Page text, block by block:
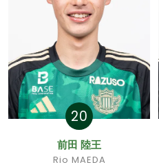
20
前田 陸王
Rio MAEDA